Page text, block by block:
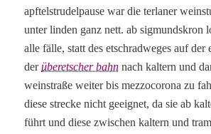
apftelstrudelpause war die terlaner
unter linden ganz nett. ab sigmundskron
alle fälle, statt des etschradweges auf der
derüberetscher bahn nach kaltern und
weinstraße weiter bis mezzocorona zu
diese strecke nicht geeignet, da sie ab
führt und diese zwischen kaltern und